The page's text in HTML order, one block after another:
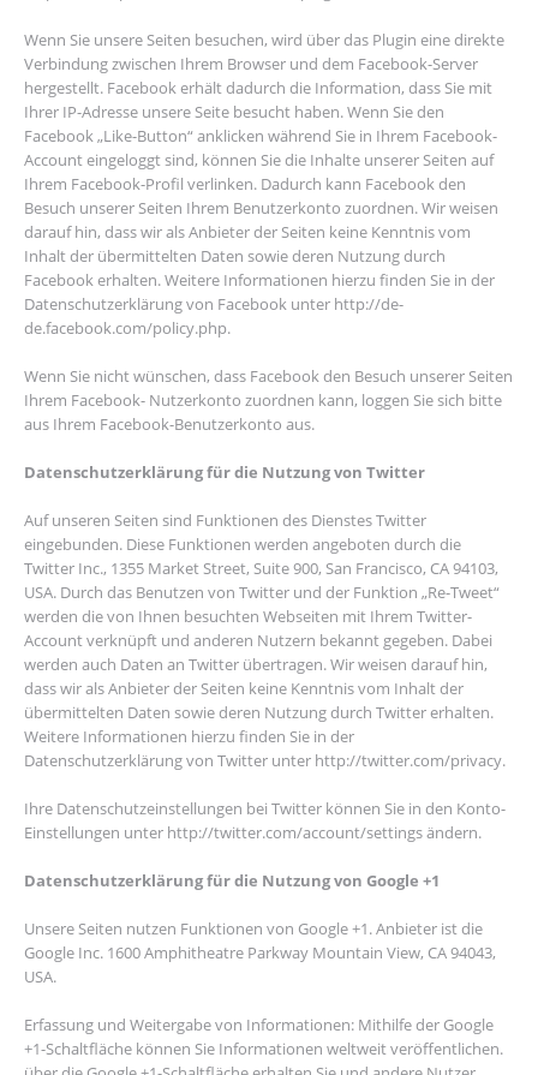
Wenn Sie unsere Seiten besuchen, wird über das Plugin eine direkte
Verbindung zwischen Ihrem Browser und dem Facebook-Server
hergestellt. Facebook erhält dadurch die Information, dass Sie mit
Ihrer IP-Adresse unsere Seite besucht haben. Wenn Sie den
Facebook „Like-Button“ anklicken während Sie in Ihrem Facebook-
Account eingeloggt sind, können Sie die Inhalte unserer Seiten auf
Ihrem Facebook-Profil verlinken. Dadurch kann Facebook den
Besuch unserer Seiten Ihrem Benutzerkonto zuordnen. Wir weisen
darauf hin, dass wir als Anbieter der Seiten keine Kenntnis vom
Inhalt der übermittelten Daten sowie deren Nutzung durch
Facebook erhalten. Weitere Informationen hierzu finden Sie in der
Datenschutzerklärung von Facebook unter http://de-
de.facebook.com/policy.php.
Wenn Sie nicht wünschen, dass Facebook den Besuch unserer Seiten
Ihrem Facebook- Nutzerkonto zuordnen kann, loggen Sie sich bitte
aus Ihrem Facebook-Benutzerkonto aus.
Datenschutzerklärung für die Nutzung von Twitter
Auf unseren Seiten sind Funktionen des Dienstes Twitter
eingebunden. Diese Funktionen werden angeboten durch die
Twitter Inc., 1355 Market Street, Suite 900, San Francisco, CA 94103,
USA. Durch das Benutzen von Twitter und der Funktion „Re-Tweet“
werden die von Ihnen besuchten Webseiten mit Ihrem Twitter-
Account verknüpft und anderen Nutzern bekannt gegeben. Dabei
werden auch Daten an Twitter übertragen. Wir weisen darauf hin,
dass wir als Anbieter der Seiten keine Kenntnis vom Inhalt der
übermittelten Daten sowie deren Nutzung durch Twitter erhalten.
Weitere Informationen hierzu finden Sie in der
Datenschutzerklärung von Twitter unter http://twitter.com/privacy.
Ihre Datenschutzeinstellungen bei Twitter können Sie in den Konto-
Einstellungen unter http://twitter.com/account/settings ändern.
Datenschutzerklärung für die Nutzung von Google +1
Unsere Seiten nutzen Funktionen von Google +1. Anbieter ist die
Google Inc. 1600 Amphitheatre Parkway Mountain View, CA 94043,
USA.
Erfassung und Weitergabe von Informationen: Mithilfe der Google
+1-Schaltfläche können Sie Informationen weltweit veröffentlichen.